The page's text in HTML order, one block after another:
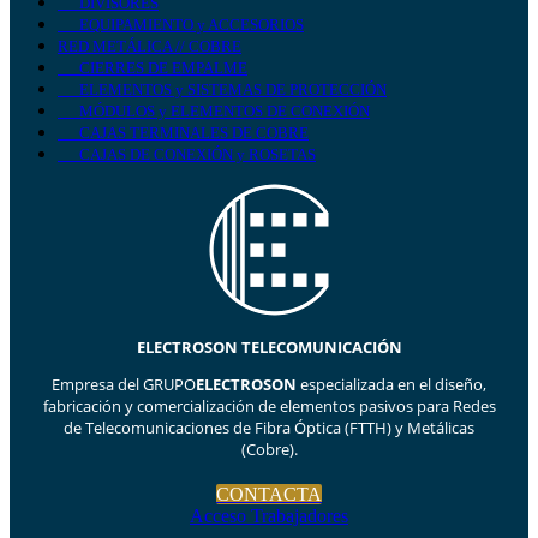
EQUIPAMIENTO y ACCESORIOS
RED METÁLICA // COBRE
CIERRES DE EMPALME
ELEMENTOS y SISTEMAS DE PROTECCIÓN
MÓDULOS y ELEMENTOS DE CONEXIÓN
CAJAS TERMINALES DE COBRE
CAJAS DE CONEXIÓN y ROSETAS
ELECTROSON TELECOMUNICACIÓN
Empresa del GRUPOELECTROSON especializada en el diseño,
fabricación y comercialización de elementos pasivos para Redes
de Telecomunicaciones de Fibra Óptica (FTTH) y Metálicas
(Cobre).
CONTACTA
Acceso Trabajadores